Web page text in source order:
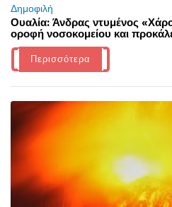
Δημοφιλή
Ουαλία: Άνδρας ντυμένος
οροφή νοσοκομείου και
Περισσότερα